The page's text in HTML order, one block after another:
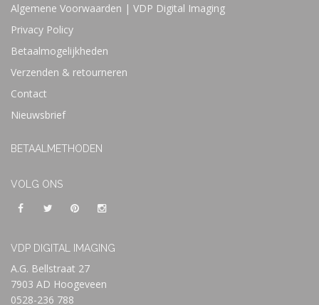
Algemene Voorwaarden | VDP Digital Imaging
Privacy Policy
Betaalmogelijkheden
Verzenden & retourneren
Contact
Nieuwsbrief
BETAALMETHODEN
VOLG ONS
VDP DIGITAL IMAGING
A.G. Bellstraat 27
7903 AD Hoogeveen
0528-236 788